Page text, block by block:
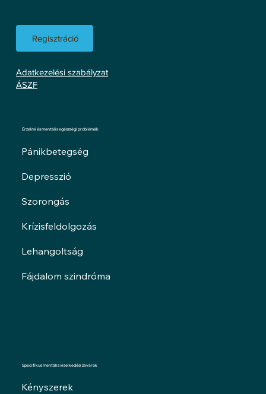
Regisztráció
Adatkezelési szabályzat
ÁSZF
Érzelmi és mentális egészségi problémák
Pánikbetegség
Depresszió
Szorongás
Krízisfeldolgozás
Lehangoltság
Fájdalom szindróma
Specifikus mentális viselkedési zavarok
Kényszerek